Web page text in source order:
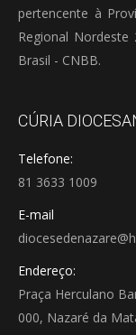
pertencente à
Regional
Brasil - CNBB.
CÚRIA
Telefone:
81 3633 1009
E-mail
Endereço:
Praça Herculano
000, Nazaré da